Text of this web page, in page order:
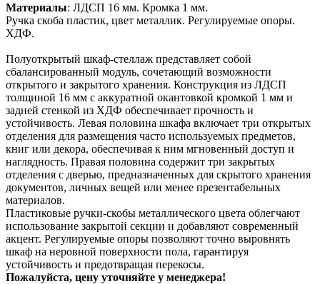
Материалы: ЛДСП 16 мм. Кромка 1 мм.
Ручка скоба пластик, цвет металлик. Регулируемые опоры.
ХДФ.
Полуоткрытый шкаф-стеллаж представляет собой
сбалансированный модуль, сочетающий возможности
открытого и закрытого хранения. Конструкция из ЛДСП
толщиной 16 мм с аккуратной окантовкой кромкой 1 мм и
задней стенкой из ХДФ обеспечивает прочность и
устойчивость. Левая половина шкафа включает три открытых
отделения для размещения часто используемых предметов,
книг или декора, обеспечивая к ним мгновенный доступ и
наглядность. Правая половина содержит три закрытых
отделения с дверью, предназначенных для скрытого хранения
документов, личных вещей или менее презентабельных
материалов.
Пластиковые ручки-скобы металлического цвета облегчают
использование закрытой секции и добавляют современный
акцент. Регулируемые опоры позволяют точно выровнять
шкаф на неровной поверхности пола, гарантируя
устойчивость и предотвращая перекосы.
Пожалуйста, цену уточняйте у менеджера!